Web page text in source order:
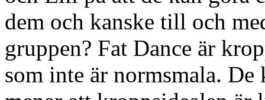
dem och kanske till och
gruppen? Fat Dance är
som inte är normsmala.